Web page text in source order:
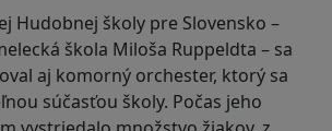
Hudobnej školy pre Slovensko –
škola Miloša Ruppeldta – sa
aj komorný orchester, ktorý sa
súčasťou školy. Počas jeho